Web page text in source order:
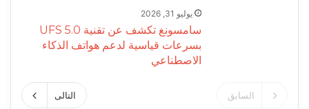
يوليو 31, 2026
سامسونغ تكشف عن تقنية UFS 5.0
بسرعات قياسية لدعم هواتف الذكاء
الاصطناعي
السابق التالى